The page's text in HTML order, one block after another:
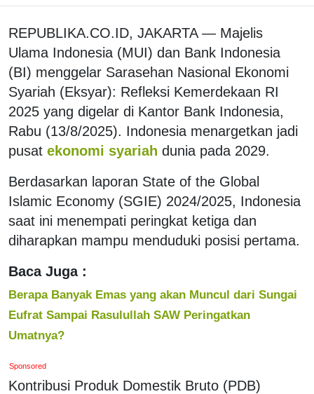
REPUBLIKA.CO.ID, JAKARTA — Majelis
Ulama Indonesia (MUI) dan Bank Indonesia
(BI) menggelar Sarasehan Nasional Ekonomi
Syariah (Eksyar): Refleksi Kemerdekaan RI
2025 yang digelar di Kantor Bank Indonesia,
Rabu (13/8/2025). Indonesia menargetkan jadi
pusat ekonomi syariah dunia pada 2029.
Berdasarkan laporan State of the Global
Islamic Economy (SGIE) 2024/2025, Indonesia
saat ini menempati peringkat ketiga dan
diharapkan mampu menduduki posisi pertama.
Baca Juga :
Berapa Banyak Emas yang akan Muncul dari Sungai
Eufrat Sampai Rasulullah SAW Peringatkan
Umatnya?
Sponsored
Kontribusi Produk Domestik Bruto (PDB)